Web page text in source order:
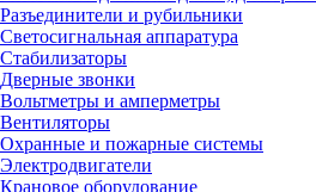
Разъединители и рубильники
Светосигнальная аппаратура
Стабилизаторы
Дверные звонки
Вольтметры и амперметры
Вентиляторы
Охранные и пожарные системы
Электродвигатели
Крановое оборудование